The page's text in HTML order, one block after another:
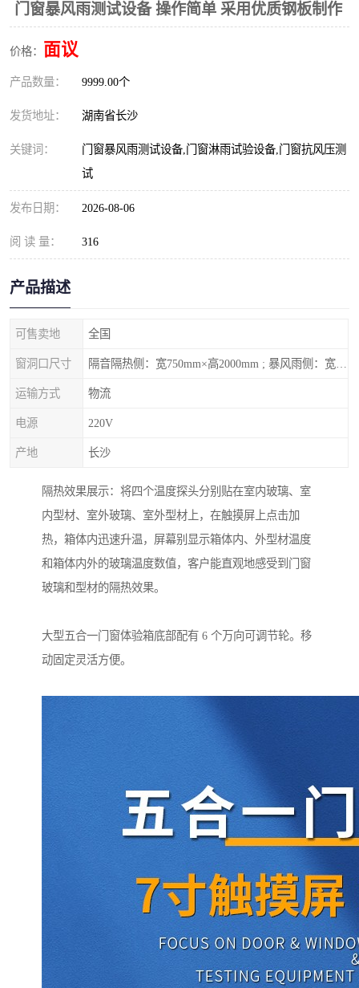
门窗暴风雨测试设备 操作简单 采用优质钢板制作
价格： 面议
产品数量： 9999.00个
发货地址： 湖南省长沙
关键词：
门窗暴风雨测试设备,门窗淋雨试验设备,门窗抗风压测
试
发布日期： 2026-08-06
阅 读 量： 316
产品描述
可售卖地 全国
窗洞口尺寸
运输方式 物流
电源 220V
产地 长沙
隔热效果展示：将四个温度探头分别贴在室内玻璃、室
内型材、室外玻璃、室外型材上，在触摸屏上点击加
热，箱体内迅速升温，屏幕别显示箱体内、外型材温度
和箱体内外的玻璃温度数值，客户能直观地感受到门窗
玻璃和型材的隔热效果。
大型五合一门窗体验箱底部配有 6 个万向可调节轮。移
动固定灵活方便。